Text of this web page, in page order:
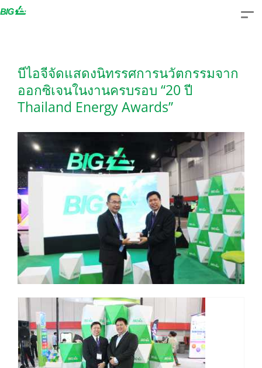
Skip
บีไอจีจัดแสดงนิทรรศการนวัตกรรมจาก
ออกซิเจนในงานครบรอบ “20 ปี
Thailand Energy Awards”